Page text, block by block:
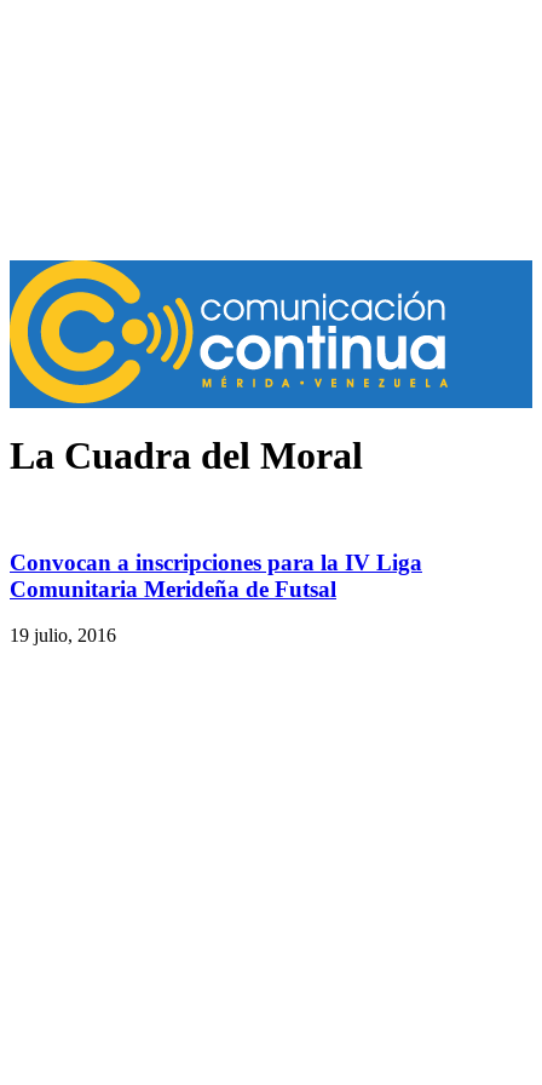
La Cuadra del Moral
Convocan a inscripciones para la IV Liga
Comunitaria Merideña de Futsal
19 julio, 2016